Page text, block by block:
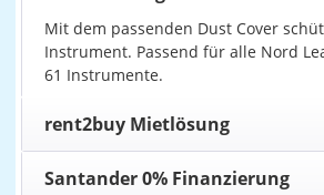
Mit dem passenden Dust Cover
Instrument. Passend für alle Nord
61 Instrumente.
rent2buy Mietlösung
Santander 0% Finanzierung